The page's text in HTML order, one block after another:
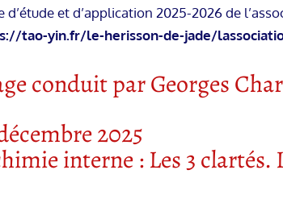
d’étude et d’application 2025-2026 de
tao-yin.fr/le-herisson-de-jade/
conduit par Georges
2025
interne : Les 3